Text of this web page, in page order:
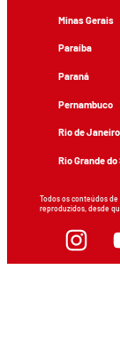
Minas Gerais
Paraíba
Paraná
Pernambuco
Rio de Janeiro
Rio Grande do
Todos os conteúdos
reproduzidos, desde